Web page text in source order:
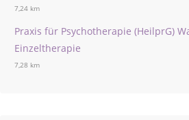
7,24 km
Praxis für Psychotherapie (HeilprG)
Einzeltherapie
7,28 km